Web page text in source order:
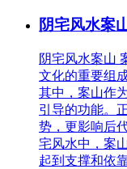
阴宅风水案
阴宅风水案山
文化的重要组
其中，案山作
引导的功能。
势，更影响后
宅风水中，案
起到支撑和依